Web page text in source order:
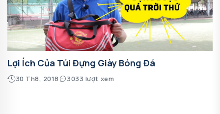
Lợi Ích Của Túi Đựng Giày Bóng Đá
30 Th8, 2018 3033 lượt xem